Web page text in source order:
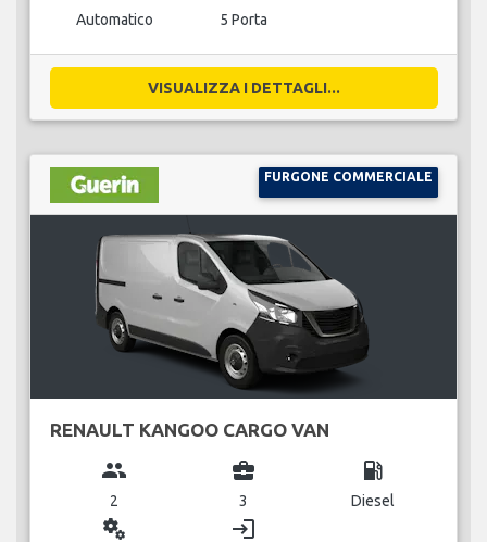
Automatico 5 Porta
VISUALIZZA I DETTAGLI...
FURGONE COMMERCIALE
RENAULT KANGOO CARGO VAN
group
2
business_center
3
local_gas_station
Diesel
miscellaneous_services login